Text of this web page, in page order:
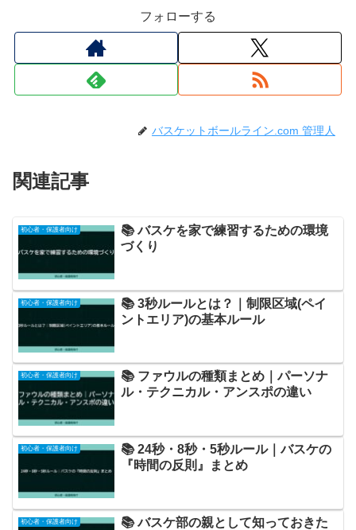
フォローする
バスケットボールライン.com 管理人
関連記事
初心者・保護者向け
📚 バスケを家で練習するための環境
づくり
初心者・保護者向け
📚 3秒ルールとは？｜制限区域(ペイ
ントエリア)の基本ルール
初心者・保護者向け
📚 ファウルの種類まとめ｜パーソナ
ル・テクニカル・アンスポの違い
初心者・保護者向け
📚 24秒・8秒・5秒ルール｜バスケの
『時間の反則』まとめ
初心者・保護者向け
📚 バスケ部の親として知っておきた